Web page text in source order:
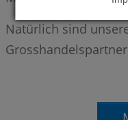
Natürlich sind